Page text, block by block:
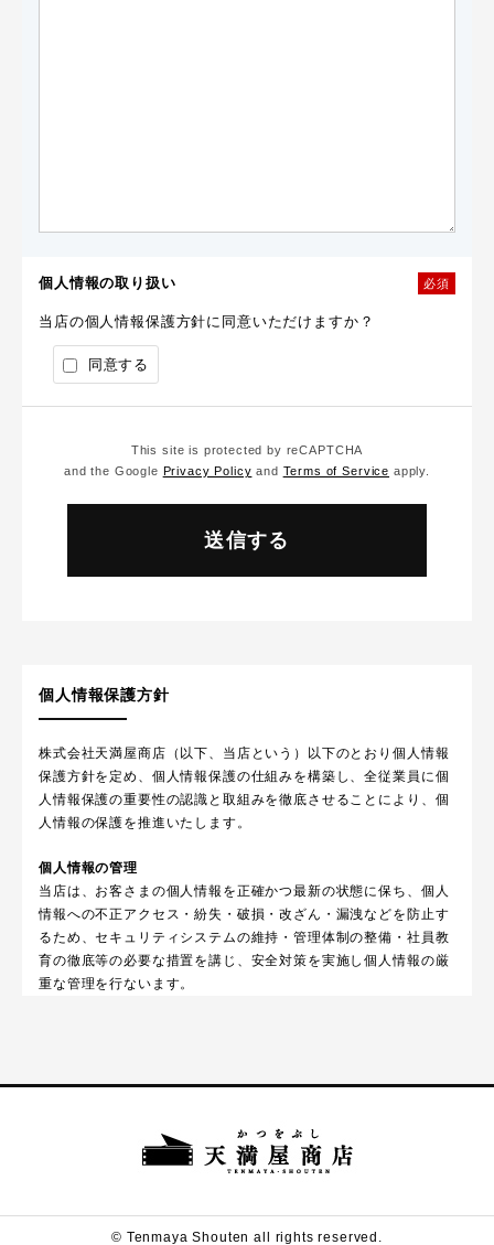
個人情報の取り扱い 必須
当店の個人情報保護方針に同意いただけますか？
同意する
This site is protected by reCAPTCHA
and the Google Privacy Policy and Terms of Service apply.
個人情報保護方針
株式会社天満屋商店（以下、当店という）以下のとおり個人情報
保護方針を定め、個人情報保護の仕組みを構築し、全従業員に個
人情報保護の重要性の認識と取組みを徹底させることにより、個
人情報の保護を推進いたします。
個人情報の管理
当店は、お客さまの個人情報を正確かつ最新の状態に保ち、個人
情報への不正アクセス・紛失・破損・改ざん・漏洩などを防止す
るため、セキュリティシステムの維持・管理体制の整備・社員教
育の徹底等の必要な措置を講じ、安全対策を実施し個人情報の厳
重な管理を行ないます。
個人情報の第三者への開示・提供の禁止
当店は、お客さまよりお預かりした個人情報を適切に管理し、次
しません。
・お客さまの同意がある場合
© Tenmaya Shouten all rights reserved.